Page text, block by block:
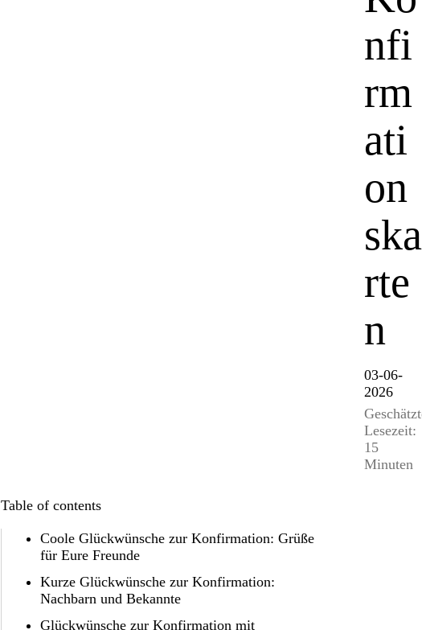
nfi
rm
ati
on
ska
rte
n
03-06-
2026
Lesezeit:
15
Minuten
Table of contents
Coole Glückwünsche zur Konfirmation: Grüße
für Eure Freunde
Kurze Glückwünsche zur Konfirmation:
Nachbarn und Bekannte
Glückwünsche zur Konfirmation mit